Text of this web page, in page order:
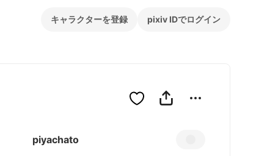
キャラクターを登録 pixiv IDでログイン
piyachato